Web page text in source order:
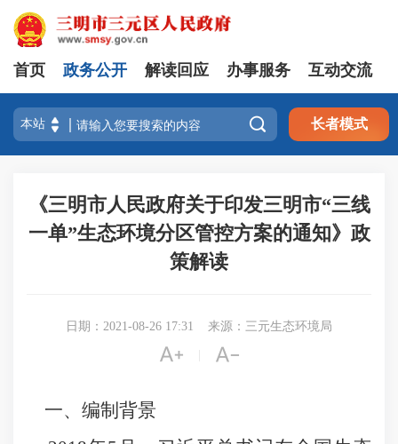
首页 政务公开 解读回应 办事服务 互动交流
 长者模式
《三明市人民政府关于印发三明市“三线
一单”生态环境分区管控方案的通知》政
策解读
日期：2021-08-26 17:31 来源：三元生态环境局
 
一、编制背景